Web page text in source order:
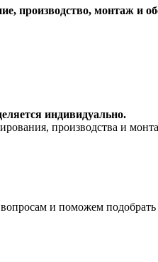
производство, монтаж и
индивидуально.
производства и
и поможем